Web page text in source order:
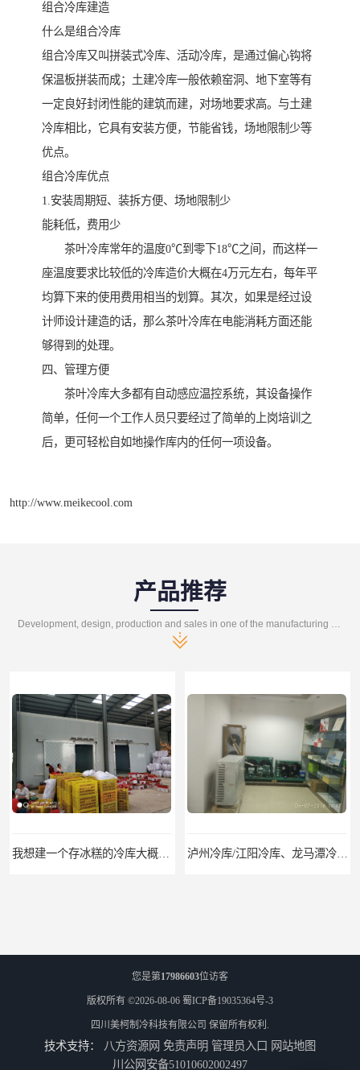
组合冷库建造
什么是组合冷库
组合冷库又叫拼装式冷库、活动冷库，是通过偏心钩将
保温板拼装而成；土建冷库一般依赖窑洞、地下室等有
一定良好封闭性能的建筑而建，对场地要求高。与土建
冷库相比，它具有安装方便，节能省钱，场地限制少等
优点。
组合冷库优点
1.安装周期短、装拆方便、场地限制少
能耗低，费用少
茶叶冷库常年的温度0℃到零下18℃之间，而这样一
座温度要求比较低的冷库造价大概在4万元左右，每年平
均算下来的使用费用相当的划算。其次，如果是经过设
计师设计建造的话，那么茶叶冷库在电能消耗方面还能
够得到的处理。
四、管理方便
茶叶冷库大多都有自动感应温控系统，其设备操作
简单，任何一个工作人员只要经过了简单的上岗培训之
后，更可轻松自如地操作库内的任何一项设备。
http://www.meikecool.com
产品推荐
遂宁冻库/遂宁冻库价格/遂宁冻库安装
您是第17986603位访客
版权所有 ©2026-08-06 蜀ICP备19035364号-3
四川美柯制冷科技有限公司 保留所有权利.
技术支持： 八方资源网 免责声明 管理员入口 网站地图
川公网安备51010602002497